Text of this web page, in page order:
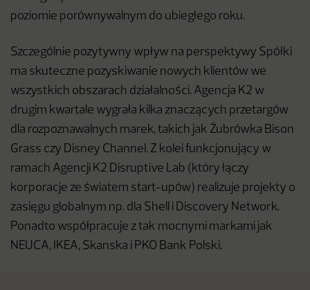
poziomie porównywalnym do ubiegłego roku.
Szczególnie pozytywny wpływ na perspektywy Spółki
ma skuteczne pozyskiwanie nowych klientów we
wszystkich obszarach działalności. Agencja K2 w
drugim kwartale wygrała kilka znaczących przetargów
dla rozpoznawalnych marek, takich jak Żubrówka Bison
Grass czy Disney Channel. Z kolei funkcjonujący w
ramach Agencji K2 Disruptive Lab (który łączy
korporacje ze światem start-upów) realizuje projekty o
zasięgu globalnym np. dla Shell i Discovery Network.
Ponadto współpracuje z tak mocnymi markami jak
NEUCA, IKEA, Skanska i PKO Bank Polski.